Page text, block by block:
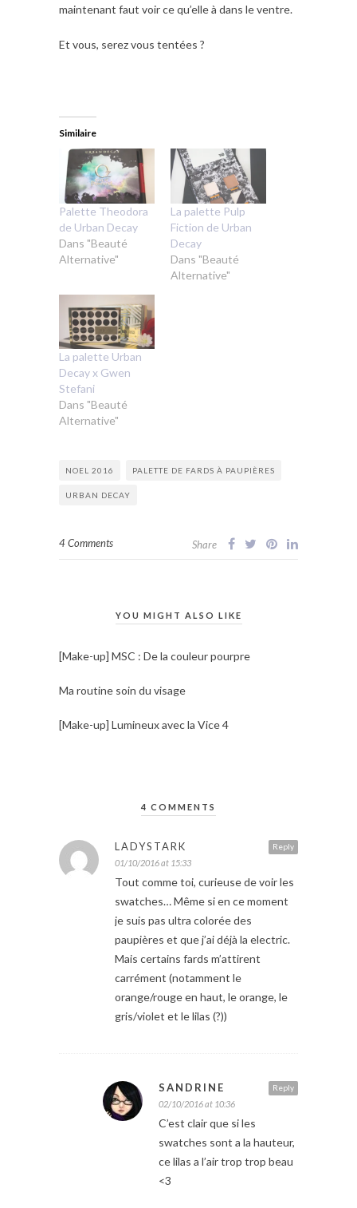
maintenant faut voir ce qu’elle à dans le ventre.
Et vous, serez vous tentées ?
Similaire
Palette Theodora
de Urban Decay
Dans "Beauté
Alternative"
La palette Pulp
Fiction de Urban
Decay
Dans "Beauté
Alternative"
La palette Urban
Decay x Gwen
Stefani
Dans "Beauté
Alternative"
NOEL 2016 PALETTE DE FARDS À PAUPIÈRES
URBAN DECAY
4 Comments Share
YOU MIGHT ALSO LIKE
[Make-up] MSC : De la couleur pourpre
Ma routine soin du visage
[Make-up] Lumineux avec la Vice 4
4 COMMENTS
Reply
LADYSTARK
01/10/2016 at 15:33
Tout comme toi, curieuse de voir les
swatches… Même si en ce moment
je suis pas ultra colorée des
paupières et que j’ai déjà la electric.
Mais certains fards m’attirent
carrément (notamment le
orange/rouge en haut, le orange, le
gris/violet et le lilas (?))
Reply
SANDRINE
02/10/2016 at 10:36
C’est clair que si les
swatches sont a la hauteur,
ce lilas a l’air trop trop beau
<3